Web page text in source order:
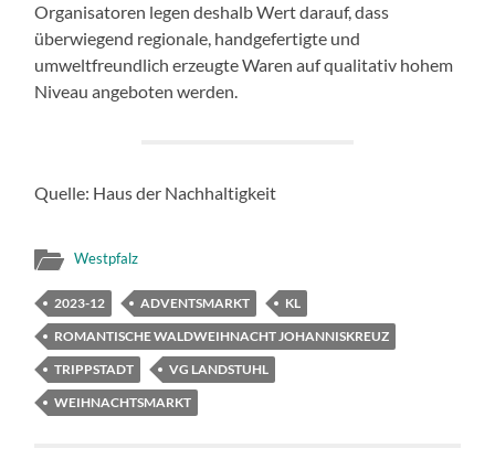
Organisatoren legen deshalb Wert darauf, dass
überwiegend regionale, handgefertigte und
umweltfreundlich erzeugte Waren auf qualitativ hohem
Niveau angeboten werden.
Quelle: Haus der Nachhaltigkeit
Westpfalz
2023-12 ADVENTSMARKT
KL
ROMANTISCHE WALDWEIHNACHT JOHANNISKREUZ
TRIPPSTADT
VG LANDSTUHL
WEIHNACHTSMARKT